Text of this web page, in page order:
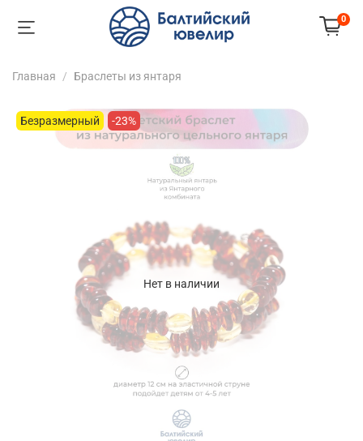
0
Главная Браслеты из янтаря
Нет в наличии
Безразмерный -23%